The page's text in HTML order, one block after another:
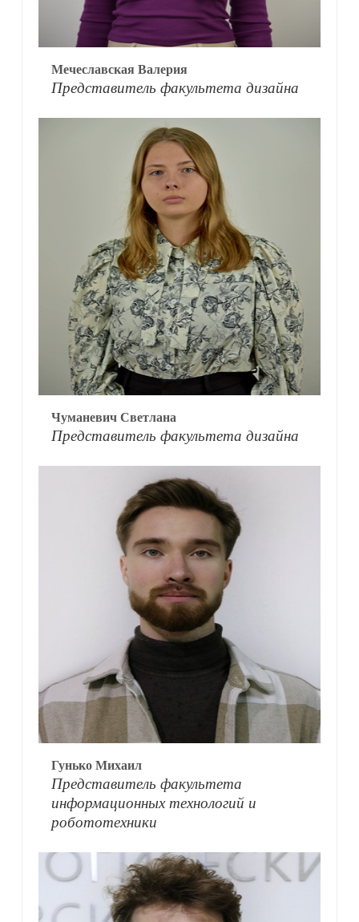
Мечеславская Валерия
Представитель факультета дизайна
Чуманевич Светлана
Представитель факультета дизайна
Гунько Михаил
Представитель факультета
информационных технологий и
робототехники